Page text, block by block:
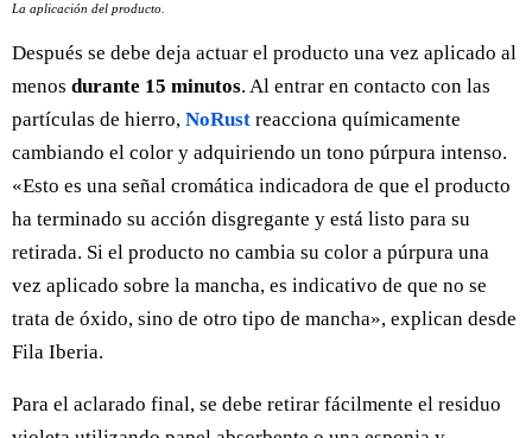
La aplicación del producto.
Después se debe deja actuar el producto una vez aplicado al
menos durante 15 minutos. Al entrar en contacto con las
partículas de hierro, NoRust reacciona químicamente
cambiando el color y adquiriendo un tono púrpura intenso.
«Esto es una señal cromática indicadora de que el producto
ha terminado su acción disgregante y está listo para su
retirada. Si el producto no cambia su color a púrpura una
vez aplicado sobre la mancha, es indicativo de que no se
trata de óxido, sino de otro tipo de mancha», explican desde
Fila Iberia.
Para el aclarado final, se debe retirar fácilmente el residuo